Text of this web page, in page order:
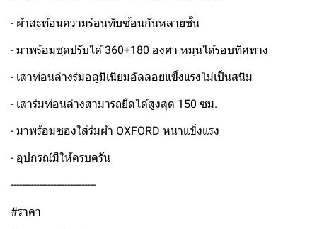
- ผ้าสะท้อนความร้อนทับซ้อนกันหลายชั้น
- มาพร้อมชุดปรับได้ 360+180 องศา หมุนได้รอบทิศทาง
- เสาท่อนล่างร่มอลูมิเนียมอัลลอยแข็งแรงไม่เป็นสนิม
- เสาร่มท่อนล่างสามารถยืดได้สูงสุด 150 ซม.
- มาพร้อมซองใส่ร่มผ้า OXFORD หนาแข็งแรง
- อุปกรณ์มีให้ครบครัน
------------------------------
#ราคา